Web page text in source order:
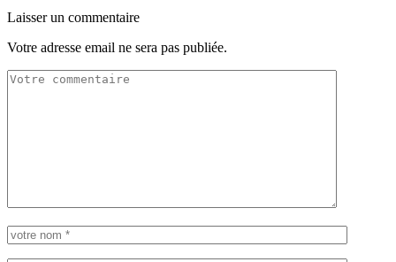
Laisser un commentaire
Votre adresse email ne sera pas publiée.